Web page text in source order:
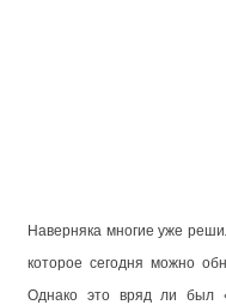
Наверняка многие уже
которое сегодня можно
Однако это вряд ли был